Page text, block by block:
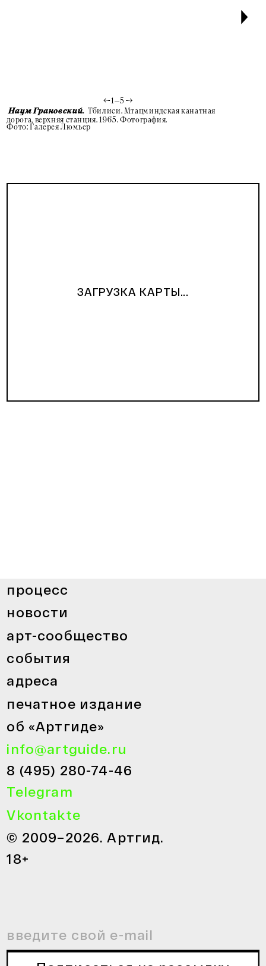
Наум Грановский. Тбилиси. Мтацминдская канатная
дорога, верхняя станция. 1965. Фотография.
Фото: Галерея Люмьер
1—5
ЗАГРУЗКА КАРТЫ...
процесс
новости
арт-сообщество
события
адреса
печатное издание
об «Артгиде»
info@artguide.ru
8 (495) 280-74-46
© 2009–2026. Артгид.
18+
Telegram
Vkontakte